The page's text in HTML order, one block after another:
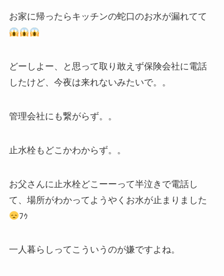
お家に帰ったらキッチンの蛇口のお水が漏れてて
どーしよー、と思って取り敢えず保険会社に電話
したけど、今夜は来れないみたいで。。
管理会社にも繋がらず。。
止水栓もどこかわからず。。
お父さんに止水栓どこーーって半泣きで電話し
て、場所がわかってようやくお水が止まりました
ﾌｩ
一人暮らしってこういうのが嫌ですよね。